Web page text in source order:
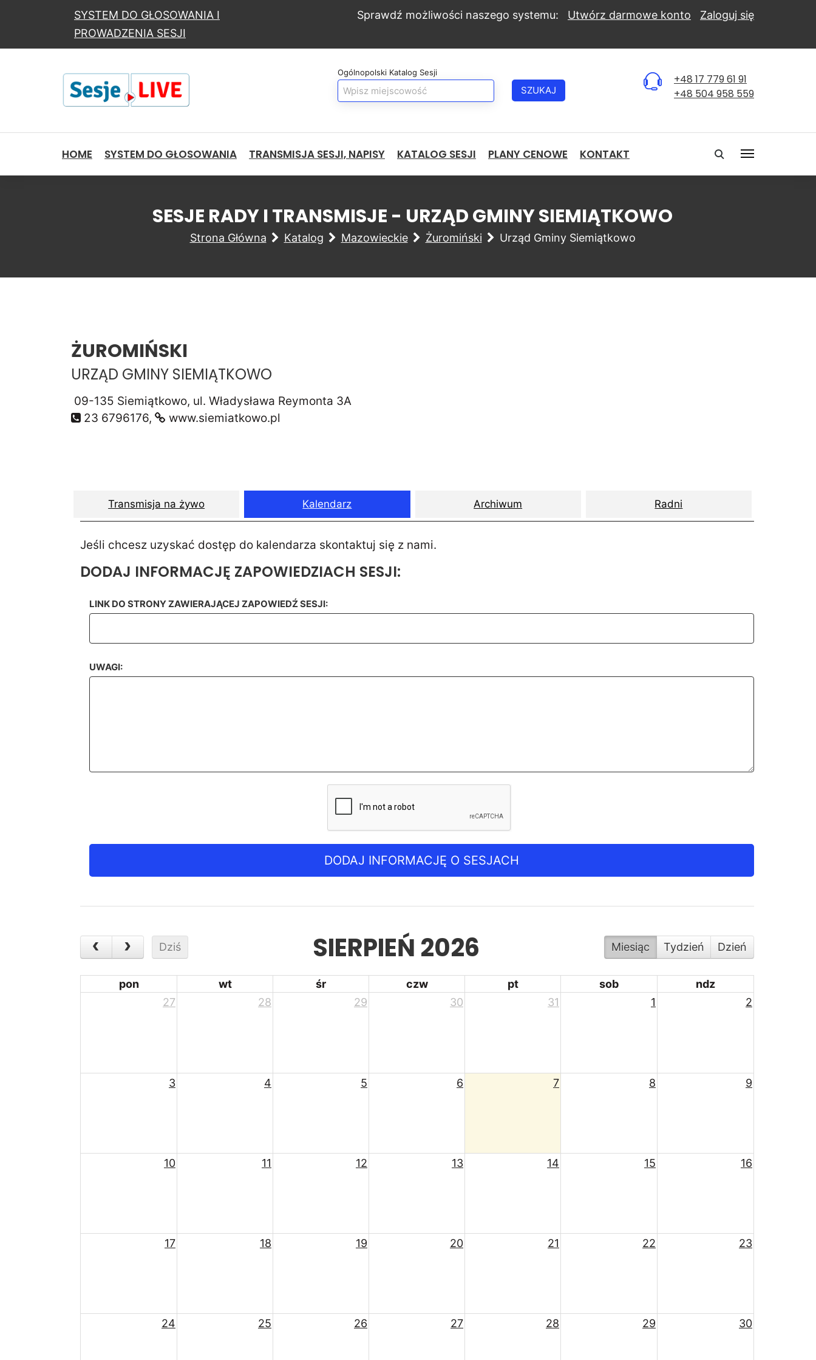
SYSTEM DO GŁOSOWANIA I
PROWADZENIA SESJI
Sprawdź możliwości naszego systemu: Utwórz darmowe konto Zaloguj się
Ogólnopolski Katalog Sesji
SZUKAJ
+48 17 779 61 91
+48 504 958 559
HOME SYSTEM DO GŁOSOWANIA TRANSMISJA SESJI, NAPISY KATALOG SESJI PLANY CENOWE KONTAKT
SESJE RADY I TRANSMISJE - URZĄD GMINY SIEMIĄTKOWO
Strona Główna Katalog Mazowieckie Żuromiński Urząd Gminy Siemiątkowo
ŻUROMIŃSKI
URZĄD GMINY SIEMIĄTKOWO
09-135 Siemiątkowo, ul. Władysława Reymonta 3A
23 6796176,
www.siemiatkowo.pl
Transmisja na żywo Kalendarz Archiwum Radni
Jeśli chcesz uzyskać dostęp do kalendarza skontaktuj się z nami.
DODAJ INFORMACJĘ ZAPOWIEDZIACH SESJI:
LINK DO STRONY ZAWIERAJĄCEJ ZAPOWIEDŹ SESJI:
UWAGI:
DODAJ INFORMACJĘ O SESJACH
Dziś Miesiąc Tydzień Dzień
SIERPIEŃ 2026
pon wt śr czw pt sob
ndz
27
28 29 30 31 1 2
3 4 5 6 7 8 9
10 11 12 13 14 15 16
17 18 19 20 21 22 23
24 25 26 27 28 29 30